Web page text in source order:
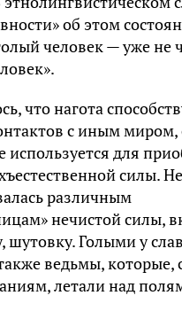
об этом
человек — уже не
что нагота
с иным миром,
для
силы.
различным
нечистой силы,
шутовку. Голыми у
ведьмы, которые,
летали над